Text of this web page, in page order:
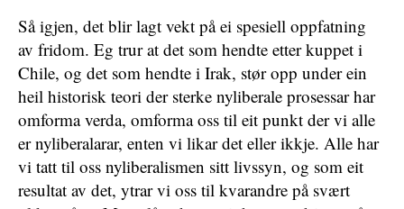
Så igjen, det blir lagt vekt på ei spesiell oppfatning
av fridom. Eg trur at det som hendte etter kuppet i
Chile, og det som hendte i Irak, stør opp under ein
heil historisk teori der sterke nyliberale prosessar har
omforma verda, omforma oss til eit punkt der vi alle
er nyliberalarar, enten vi likar det eller ikkje. Alle har
vi tatt til oss nyliberalismen sitt livssyn, og som eit
resultat av det, ytrar vi oss til kvarandre på svært